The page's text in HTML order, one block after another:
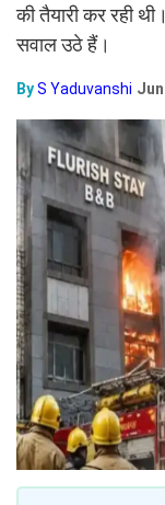
की तैयारी कर रही
सवाल उठे हैं।
ByS Yaduvanshi